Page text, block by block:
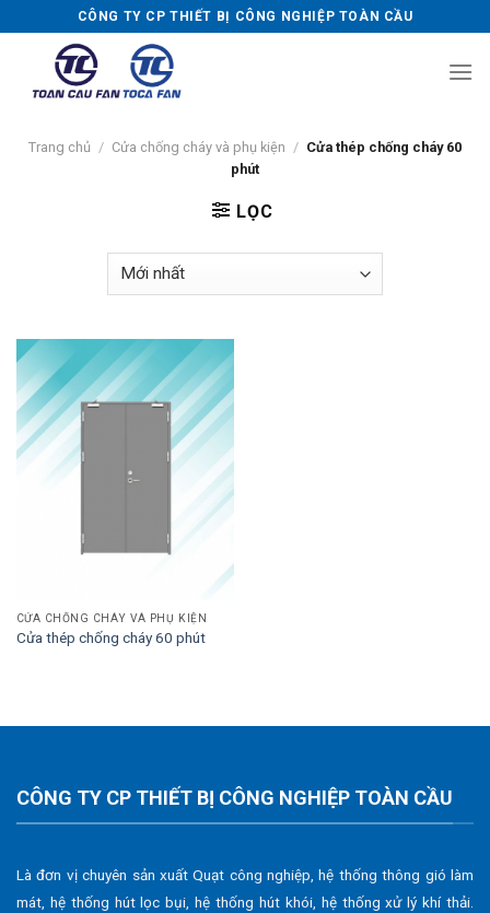
to
content
CÔNG TY CP THIẾT BỊ CÔNG NGHIỆP TOÀN CẦU
Trang chủ / Cửa chống cháy và phụ kiện / Cửa thép chống cháy 60
phút
LỌC
CỬA CHỐNG CHÁY VÀ PHỤ KIỆN
Cửa thép chống cháy 60 phút
CÔNG TY CP THIẾT BỊ CÔNG NGHIỆP TOÀN CẦU
Là đơn vị chuyên sản xuất Quạt công nghiệp, hệ thống thông gió làm
mát, hệ thống hút lọc bụi, hệ thống hút khói, hệ thống xử lý khí thải.